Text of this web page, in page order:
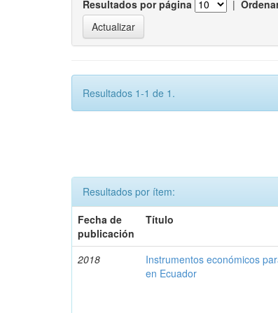
Resultados por página |
Resultados 1-1 de 1.
Resultados por ítem:
Fecha de
publicación
Título
2018
Instrumentos económicos
en Ecuador